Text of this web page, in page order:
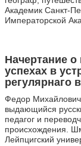
Вторыя Ч. 2
Академик Санкт-
Императорской
Начертание о
успехах в
регулярнаго
морской силы
Ч.1
Федор
выдающийся
педагог и
происхождения.
Лейпцигский